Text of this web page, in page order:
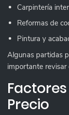
Carpintería
Reformas de
Pintura y
Algunas partidas
importante revisar
Precio